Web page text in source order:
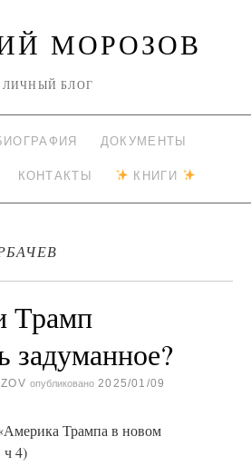
МОРОЗОВ
ЛИЧНЫЙ БЛОГ
ДОКУМЕНТЫ
КОНТАКТЫ КНИГИ
Трамп
задуманное?
опубликовано 2025/01/09
Трампа в новом
ч 4)